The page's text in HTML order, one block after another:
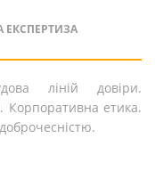
ЕКСПЕРТИЗА
ліній довіри.
Корпоративна етика.